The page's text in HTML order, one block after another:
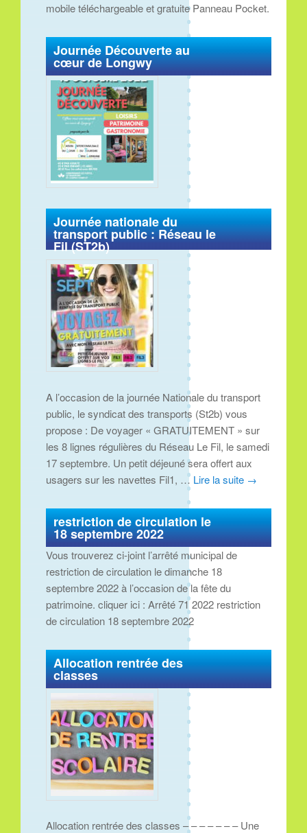
mobile téléchargeable et gratuite Panneau Pocket.
Journée Découverte au
cœur de Longwy
Journée nationale du
transport public : Réseau le
Fil (ST2b)
A l’occasion de la journée Nationale du transport
public, le syndicat des transports (St2b) vous
propose : De voyager « GRATUITEMENT » sur
les 8 lignes régulières du Réseau Le Fil, le samedi
17 septembre. Un petit déjeuné sera offert aux
usagers sur les navettes Fil1, … Lire la suite →
restriction de circulation le
18 septembre 2022
Vous trouverez ci-joint l’arrêté municipal de
restriction de circulation le dimanche 18
septembre 2022 à l’occasion de la fête du
patrimoine. cliquer ici : Arrêté 71 2022 restriction
de circulation 18 septembre 2022
Allocation rentrée des
classes
Allocation rentrée des classes – – – – – – – Une